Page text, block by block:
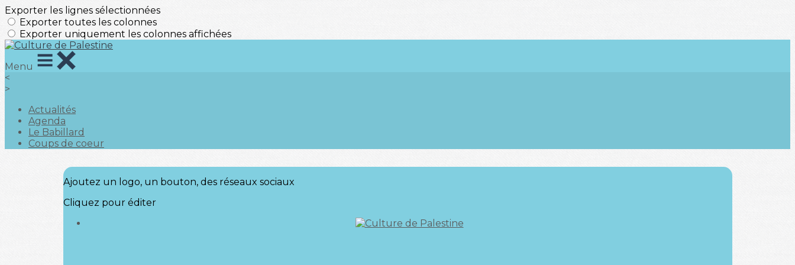
Exporter les lignes sélectionnées
Exporter toutes les colonnes
Exporter uniquement les colonnes affichées
Menu
<
>
Actualités
Agenda
Le Babillard
Coups de coeur
Ajoutez un logo, un bouton, des réseaux sociaux
Cliquez pour éditer